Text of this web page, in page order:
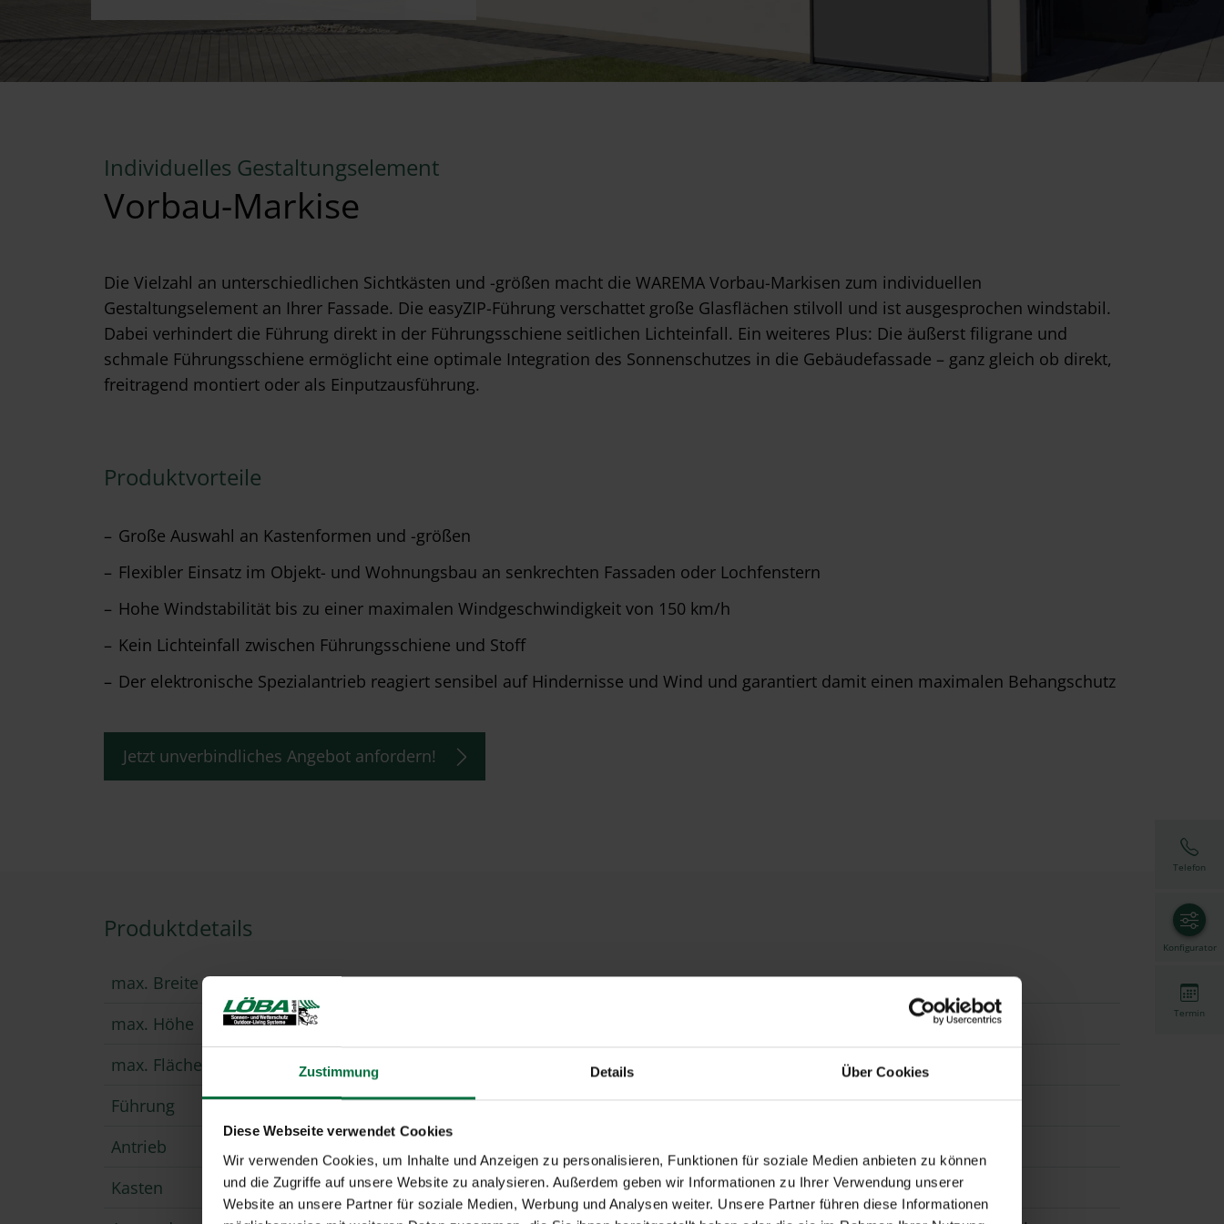
Zustimmung Details Über Cookies
Diese Webseite verwendet Cookies
Wir verwenden Cookies, um Inhalte und Anzeigen zu personalisieren, Funktionen für soziale Medien anbieten zu können
und die Zugriffe auf unsere Website zu analysieren. Außerdem geben wir Informationen zu Ihrer Verwendung unserer
Website an unsere Partner für soziale Medien, Werbung und Analysen weiter. Unsere Partner führen diese Informationen
Individuelles Gestaltungselement
Vorbau-Markise
Die Vielzahl an unterschiedlichen Sichtkästen und -größen macht die WAREMA Vorbau-Markisen zum individuellen
Gestaltungselement an Ihrer Fassade. Die easyZIP-Führung verschattet große Glasflächen stilvoll und ist ausgesprochen windstabil.
Dabei verhindert die Führung direkt in der Führungsschiene seitlichen Lichteinfall. Ein weiteres Plus: Die äußerst filigrane und
schmale Führungsschiene ermöglicht eine optimale Integration des Sonnenschutzes in die Gebäudefassade – ganz gleich ob direkt,
freitragend montiert oder als Einputzausführung.
Produktvorteile
Große Auswahl an Kastenformen und -größen
Flexibler Einsatz im Objekt- und Wohnungsbau an senkrechten Fassaden oder Lochfenstern
Hohe Windstabilität bis zu einer maximalen Windgeschwindigkeit von 150 km/h
Kein Lichteinfall zwischen Führungsschiene und Stoff
Der elektronische Spezialantrieb reagiert sensibel auf Hindernisse und Wind und garantiert damit einen maximalen Behangschutz
Jetzt unverbindliches Angebot anfordern!
Produktdetails
max. Breite
6000 mm
max. Höhe
max. Fläche
18 m²
Führung
easyZIP-Führung, Fallarm, GranTex, Markisolette, Schienenführung, Seilführung
Antrieb
Kasten
verschiedene Größen
Telefon
Konfigurator
Termin